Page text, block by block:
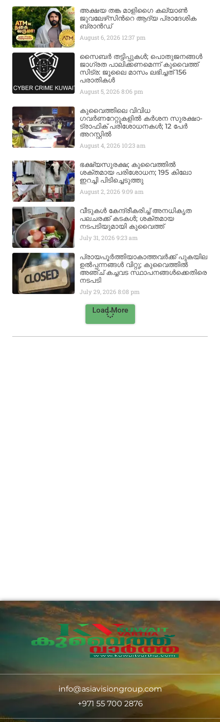
അക്ഷയ തങ്ക മാളിഗൈ കല്യാണ്‍
ജുവലേഴ്‌സിന്‍റെ ആദ്യ പ്രാദേശിക
ബ്രാന്‍ഡ്
August 6, 2026 12:37 pm
സൈബർ തട്ടിപ്പുകൾ; പൊതുജനങ്ങൾ
ജാഗ്രത പാലിക്കണമെന്ന് കുവൈത്ത്
സിട്ര: ജൂലൈ മാസം ലഭിച്ചത് 156
പരാതികൾ
August 5, 20268:06 pm
കുവൈത്തിലെ വിവിധ
ഗവർണറേറ്റുകളിൽ കർശന സുരക്ഷാ-
ട്രാഫിക് പരിശോധനകൾ; 12 പേർ
അറസ്റ്റിൽ
August 4, 2026 10:23 am
ഭക്ഷ്യസുരക്ഷ; കുവൈത്തിൽ
ശക്തമായ പരിശോധന; 195 കിലോ
ഇറച്ചി പിടിച്ചെടുത്തു
August 2, 20269:09 am
വീടുകൾ കേന്ദ്രീകരിച്ച് അനധികൃത
പലചരക്ക് കടകൾ; ശക്തമായ
നടപടിയുമായി കുവൈത്ത്
July 31, 20269:23 am
പ്രായപൂർത്തിയാകാത്തവർക്ക് പുകയില
ഉൽപ്പന്നങ്ങൾ വിറ്റു; കുവൈത്തിൽ
അഞ്ച് കച്ചവട സ്ഥാപനങ്ങൾക്കെതിരെ
നടപടി
July 29, 20268:08 pm
Load More
info@asiavisiongroup.com
+971 55 700 2876